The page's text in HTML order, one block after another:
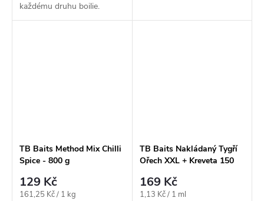
každému druhu boilie.
TB Baits Method Mix Chilli
Spice - 800 g
129 Kč
Měrná
161,25 Kč / 1 kg
TB Baits Nakládaný Tygří
Ořech XXL + Kreveta 150
169 Kč
Měrná
1,13 Kč / 1 ml